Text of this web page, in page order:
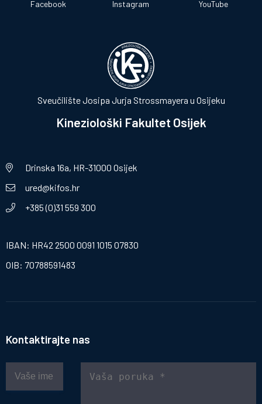
Facebook Instagram YouTube
Sveučilište Josipa Jurja Strossmayera u Osijeku
Kineziološki Fakultet Osijek
Drinska 16a, HR-31000 Osijek
ured@kifos.hr
+385 (0)31 559 300
IBAN: HR42 2500 0091 1015 07830
OIB: 70788591483
Kontaktirajte nas